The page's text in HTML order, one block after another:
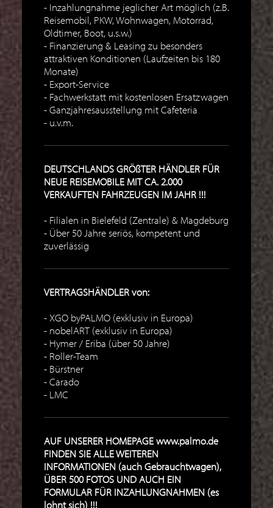
Inzahlungnahme jeglicher Art möglich (z.B.
Reisemobil, PKW, Wohnwagen, Motorrad,
Oldtimer, Boot, u.s.w.)
Finanzierung & Leasing zu besonders
attraktiven Konditionen (Laufzeiten bis 180
Monate)
Export-Service
Fachwerkstatt mit kostenlosen Ersatzwagen
Ganzjahresausstellung mit Cafeteria
u.v.m.
DEUTSCHLANDS GRÖßTER HÄNDLER FÜR
NEUE REISEMOBILE MIT CA. 2.000
VERKAUFTEN FAHRZEUGEN IM JAHR !!!
Filialen in Bielefeld (Zentrale) & Magdeburg
Über 50 Jahre seriös, kompetent und
zuverlässig
VERTRAGSHÄNDLER von:
XGO byPALMO (exklusiv in Europa)
nobelART (exklusiv in Europa)
Hymer / Eriba (über 50 Jahre)
Roller-Team
Bürstner
Carado
LMC
AUF UNSERER HOMEPAGE www.palmo.de
FINDEN SIE ALLE WEITEREN
INFORMATIONEN (auch Gebrauchtwagen),
ÜBER 500 FOTOS UND AUCH EIN
FORMULAR FÜR INZAHLUNGNAHMEN (es
lohnt sich) !!!